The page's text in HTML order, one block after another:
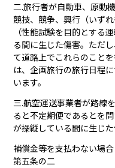
二.旅行者が自動車、原動
競技、競争、興行（いず
（性能試験を目的とする
る間に生じた傷害。ただ
て道路上でこれらのこと
は、企画旅行の旅行日程
います。
三.航空運送事業者が路線
ると不定期便であるとを
が操縦している間に生じ
補償金等を支払わない場
第五条の二